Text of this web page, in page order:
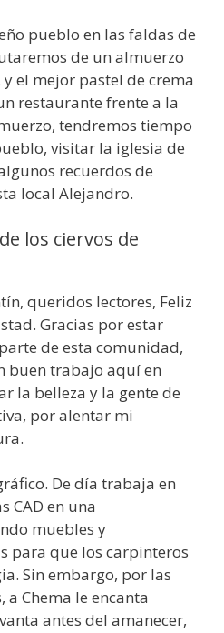
pueblo en las faldas de
de un almuerzo
el mejor pastel de crema
restaurante frente a la
tendremos tiempo
visitar la iglesia de
recuerdos de
local Alejandro.
los ciervos de
queridos lectores, Feliz
Gracias por estar
de esta comunidad,
buen trabajo aquí en
la belleza y la gente de
por alentar mi
De día trabaja en
CAD en una
muebles y
para que los carpinteros
Sin embargo, por las
a Chema le encanta
antes del amanecer,